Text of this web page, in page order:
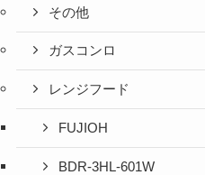
その他
ガスコンロ
レンジフード
FUJIOH
BDR-3HL-601W